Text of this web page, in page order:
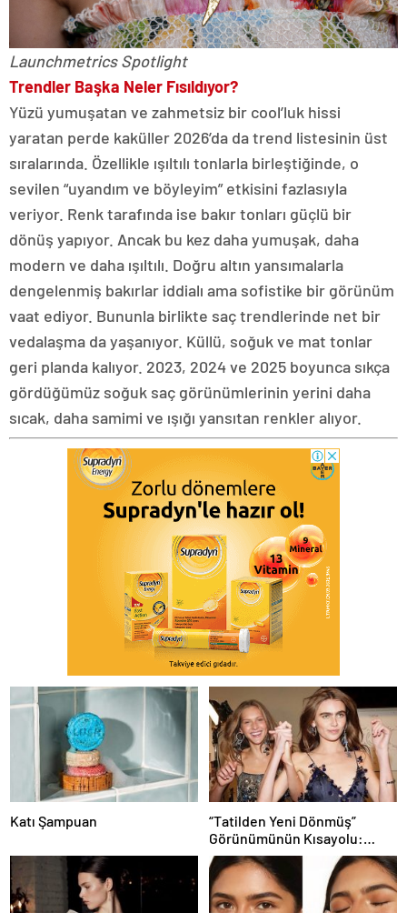
Launchmetrics Spotlight
Trendler Başka Neler Fısıldıyor?
Yüzü yumuşatan ve zahmetsiz bir cool’luk hissi
yaratan perde kaküller 2026’da da trend listesinin üst
sıralarında. Özellikle ışıltılı tonlarla birleştiğinde, o
sevilen “uyandım ve böyleyim” etkisini fazlasıyla
veriyor. Renk tarafında ise bakır tonları güçlü bir
dönüş yapıyor. Ancak bu kez daha yumuşak, daha
modern ve daha ışıltılı. Doğru altın yansımalarla
dengelenmiş bakırlar iddialı ama sofistike bir görünüm
vaat ediyor. Bununla birlikte saç trendlerinde net bir
vedalaşma da yaşanıyor. Küllü, soğuk ve mat tonlar
geri planda kalıyor. 2023, 2024 ve 2025 boyunca sıkça
gördüğümüz soğuk saç görünümlerinin yerini daha
sıcak, daha samimi ve ışığı yansıtan renkler alıyor.
Katı Şampuan
“Tatilden Yeni Dönmüş”
Görünümünün Kısayolu:
Bronzlaştırıcı Damlalar